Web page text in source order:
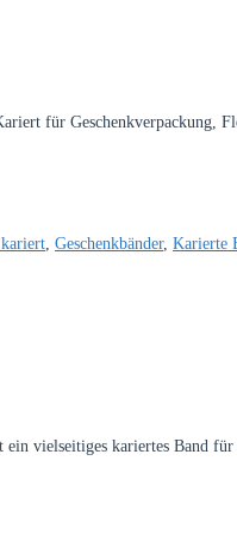
für Geschenkverpackung,
kariert, Geschenkbänder, Karierte
vielseitiges kariertes Band